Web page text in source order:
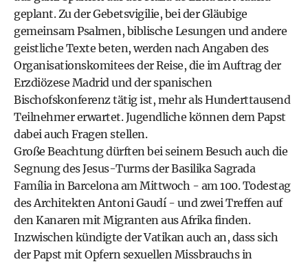
geplant. Zu der Gebetsvigilie, bei der Gläubige
gemeinsam Psalmen, biblische Lesungen und andere
geistliche Texte beten, werden nach Angaben des
Organisationskomitees der Reise, die im Auftrag der
Erzdiözese Madrid und der spanischen
Bischofskonferenz tätig ist, mehr als Hunderttausend
Teilnehmer erwartet. Jugendliche können dem Papst
dabei auch Fragen stellen.
Große Beachtung dürften bei seinem Besuch auch die
Segnung des Jesus-Turms der Basilika Sagrada
Família in Barcelona am Mittwoch - am 100. Todestag
des Architekten Antoni Gaudí - und zwei Treffen auf
den Kanaren mit Migranten aus Afrika finden.
Inzwischen kündigte der Vatikan auch an, dass sich
der Papst mit Opfern sexuellen Missbrauchs in